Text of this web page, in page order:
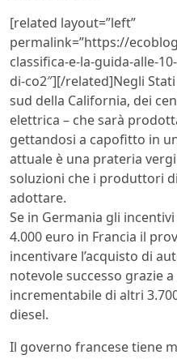
[related layout=”left”
permalink=”https://
classifica-e-la-guida-alle-
di-co2″][/related]Negli
sud della California, dei
elettrica – che sarà
gettandosi a capofitto in
attuale è una prateria
soluzioni che i produttori
adottare.
Se in Germania gli
4.000 euro in Francia il
incentivare l’acquisto di
notevole successo grazie
incrementabile di altri
diesel.
Il governo francese tiene